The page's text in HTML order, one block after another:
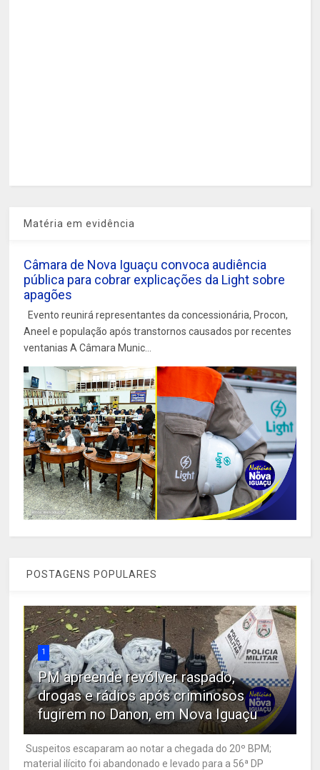
Matéria em evidência
Câmara de Nova Iguaçu convoca audiência
pública para cobrar explicações da Light sobre
apagões
Evento reunirá representantes da concessionária, Procon,
Aneel e população após transtornos causados por recentes
ventanias A Câmara Munic...
POSTAGENS POPULARES
1
PM apreende revólver raspado,
drogas e rádios após criminosos
fugirem no Danon, em Nova Iguaçu
Suspeitos escaparam ao notar a chegada do 20º BPM;
material ilícito foi abandonado e levado para a 56ª DP